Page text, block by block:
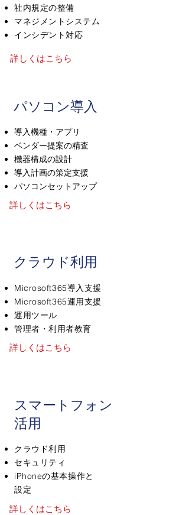
​サービス
社内規定の整備
マネジメントシステム
インシデント対応
詳しくはこちら
パソコン導入
導入機種・アプリ
ベンダー提案の精査
機器構成の設計
導入計画の策定支援
パソコンセットアップ
詳しくはこちら
クラウド利用
Microsoft365導入支援
Microsoft365運用支援
運用ツール
管理者・利用者教育
詳しくはこちら
​スマートフォン
活用
クラウド利用
セキュリティ
iPhoneの基本操作と
設定
詳しくはこちら